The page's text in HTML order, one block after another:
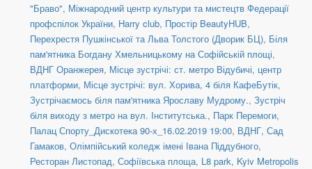
"Браво", Міжнародний центр культури та мистецтв Федерації
профспілок України, Harry club, Простір BeautyHUB,
Перехрестя Пушкінської та Льва Толстого (Дворик БЦ), Біля
пам'ятника Богдану Хмельницькому на Софійській площі,
ВДНГ Оранжерея, Місце зустрічі: ст. метро Відубичі, центр
платформи, Місце зустрічі: вул. Хорива, 4 біля КафеБутік,
Зустрічаємось біля пам'ятника Ярославу Мудрому., Зустріч
біля виходу з метро на вул. Інститутська., Парк Перемоги,
Палац Спорту_Дискотека 90-х_16.02.2019 19:00, ВДНГ, Сад
Гамаков, Олімпійський коледж імені Івана Піддубного,
Ресторан Листопад, Софіївська площа, L8 park, Kyiv Metropolis